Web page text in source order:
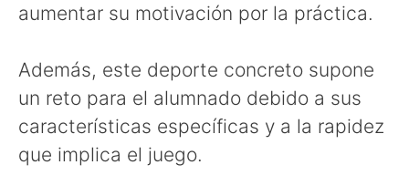
aumentar su motivación por la práctica.
Además, este deporte concreto supone
un reto para el alumnado debido a sus
características específicas y a la rapidez
que implica el juego.